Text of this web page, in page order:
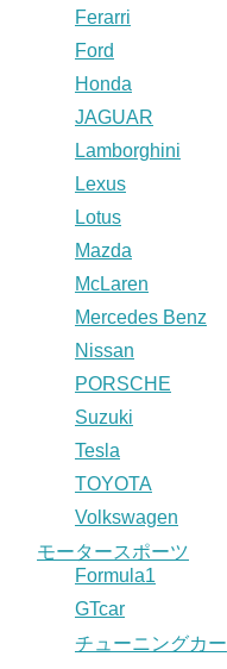
Ferarri
Ford
Honda
JAGUAR
Lamborghini
Lexus
Lotus
Mazda
McLaren
Mercedes Benz
Nissan
PORSCHE
Suzuki
Tesla
TOYOTA
Volkswagen
モータースポーツ
Formula1
GTcar
チューニングカー